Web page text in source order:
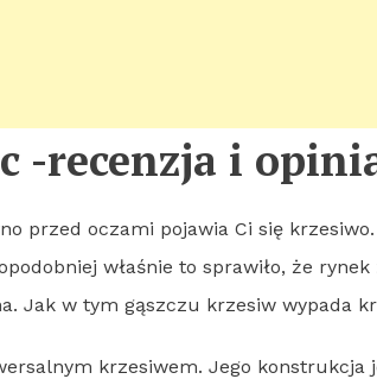
-recenzja i
przed oczami pojawia Ci się
właśnie to sprawiło, że
Jak w tym gąszczu krzesiw wypada
krzesiwem. Jego